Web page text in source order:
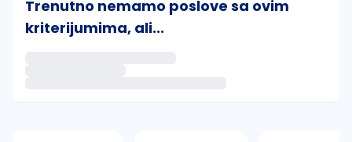
Trenutno nemamo poslove sa ovim
kriterijumima, ali...